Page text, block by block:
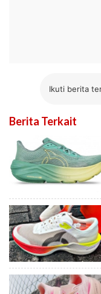
Ikuti berita
Berita Terkait